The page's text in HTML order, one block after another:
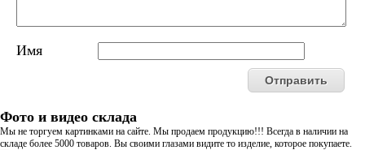
Имя
Фото и видео склада
Мы не торгуем картинками на сайте. Мы продаем продукцию!!! Всегда в наличии на
складе более 5000 товаров. Вы своими глазами видите то изделие, которое покупаете.